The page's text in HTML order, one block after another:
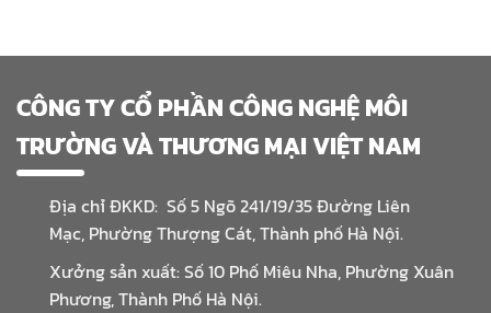
CÔNG TY CỔ PHẦN CÔNG NGHỆ MÔI
TRƯỜNG VÀ THƯƠNG MẠI VIỆT NAM
Địa chỉ ĐKKD: Số 5 Ngõ 241/19/35 Đường Liên
Mạc, Phường Thượng Cát, Thành phố Hà Nội.
Xưởng sản xuất: Số 10 Phố Miêu Nha, Phường Xuân
Phương, Thành Phố Hà Nội.